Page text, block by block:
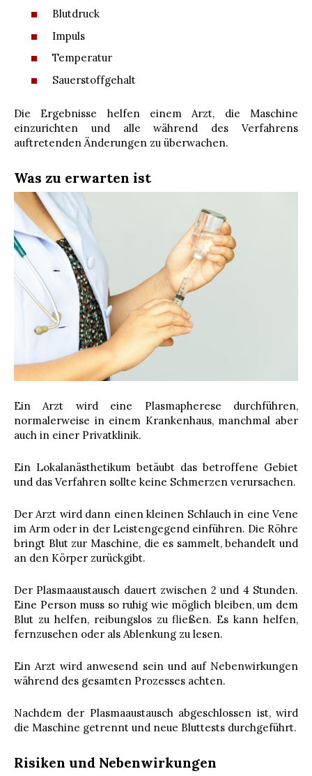
Blutdruck
Impuls
Temperatur
Sauerstoffgehalt
Die Ergebnisse helfen einem Arzt, die Maschine
einzurichten und alle während des Verfahrens
auftretenden Änderungen zu überwachen.
Was zu erwarten ist
Ein Arzt wird eine Plasmapherese durchführen,
normalerweise in einem Krankenhaus, manchmal aber
auch in einer Privatklinik.
Ein Lokalanästhetikum betäubt das betroffene Gebiet
und das Verfahren sollte keine Schmerzen verursachen.
Der Arzt wird dann einen kleinen Schlauch in eine Vene
im Arm oder in der Leistengegend einführen. Die Röhre
bringt Blut zur Maschine, die es sammelt, behandelt und
an den Körper zurückgibt.
Der Plasmaaustausch dauert zwischen 2 und 4 Stunden.
Eine Person muss so ruhig wie möglich bleiben, um dem
Blut zu helfen, reibungslos zu fließen. Es kann helfen,
fernzusehen oder als Ablenkung zu lesen.
Ein Arzt wird anwesend sein und auf Nebenwirkungen
während des gesamten Prozesses achten.
Nachdem der Plasmaaustausch abgeschlossen ist, wird
die Maschine getrennt und neue Bluttests durchgeführt.
Risiken und Nebenwirkungen